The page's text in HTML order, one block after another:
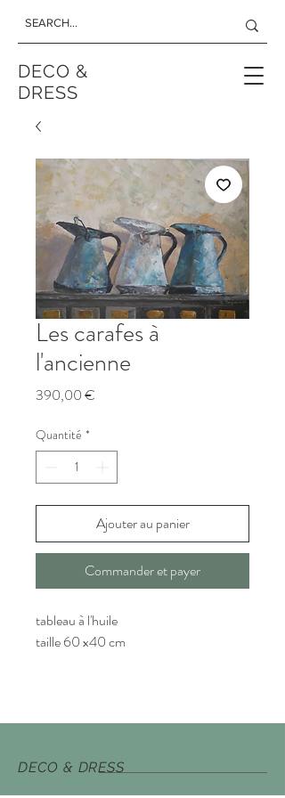
DECO &
DRESS
Les carafes à
l'ancienne
390,00 €
Quantité *
Ajouter au panier
Commander et payer
tableau à l'huile
taille 60 x40 cm
DECO & DRESS